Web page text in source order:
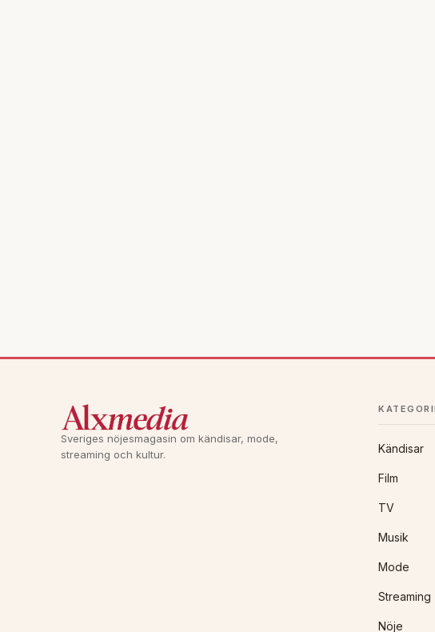
Sveriges nöjesmagasin om kändisar, mode,
streaming och kultur.
Kändisar
Film
TV
Musik
Mode
Streaming
Nöje